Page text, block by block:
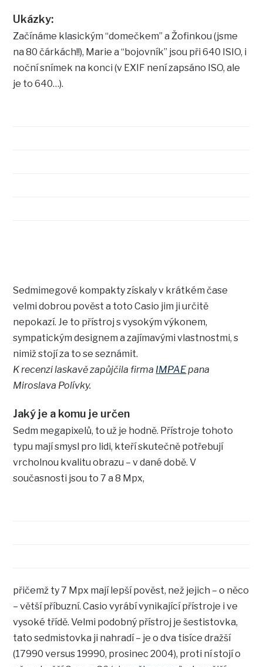
Ukázky:
Začínáme klasickým “domečkem” a Žofinkou (jsme
na 80 čárkách!!), Marie a “bojovník” jsou při 640 ISIO, i
noční snímek na konci (v EXIF není zapsáno ISO, ale
je to 640…).
Sedmimegové kompakty získaly v krátkém čase
velmi dobrou pověst a toto Casio jim ji určitě
nepokazí. Je to přístroj s vysokým výkonem,
sympatickým designem a zajímavými vlastnostmi, s
nimiž stojí za to se seznámit.
K recenzi laskavě zapůjčila firma IMPAEpana
Miroslava Polívky.
Jaký je a komu je určen
Sedm megapixelů, to už je hodně. Přístroje tohoto
typu mají smysl pro lidi, kteří skutečně potřebují
vrcholnou kvalitu obrazu – v dané době. V
současnosti jsou to 7 a 8 Mpx,
přičemž ty 7 Mpx mají lepší pověst, než jejich – o něco
– větší příbuzní. Casio vyrábí vynikající přístroje i ve
vysoké třídě. Velmi podobný přístroj je šestistovka,
tato sedmistovka ji nahradí – je o dva tisíce dražší
(17990 versus 19990, prosinec 2004), proti ní stojí o